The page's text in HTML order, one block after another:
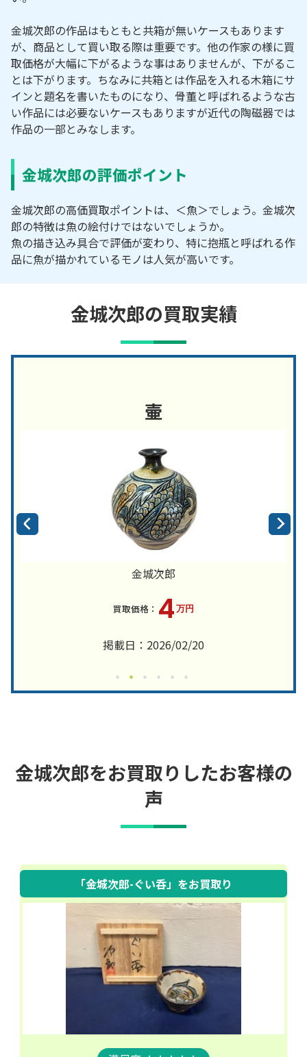
金城次郎の作品はもともと共箱が無いケースもあります
が、商品として買い取る際は重要です。他の作家の様に買
取価格が大幅に下がるような事はありませんが、下がるこ
とは下がります。ちなみに共箱とは作品を入れる木箱にサ
インと題名を書いたものになり、骨董と呼ばれるような古
い作品には必要ないケースもありますが近代の陶磁器では
作品の一部とみなします。
金城次郎の評価ポイント
金城次郎の高価買取ポイントは、＜魚＞でしょう。金城次
郎の特徴は魚の絵付けではないでしょうか。
魚の描き込み具合で評価が変わり、特に抱瓶と呼ばれる作
品に魚が描かれているモノは人気が高いです。
金城次郎の買取実績
壷
金城次郎
4万円
掲載日：2026/02/20
金城次郎をお買取りしたお客様の
声
「金城次郎-ぐい呑」 をお買取り